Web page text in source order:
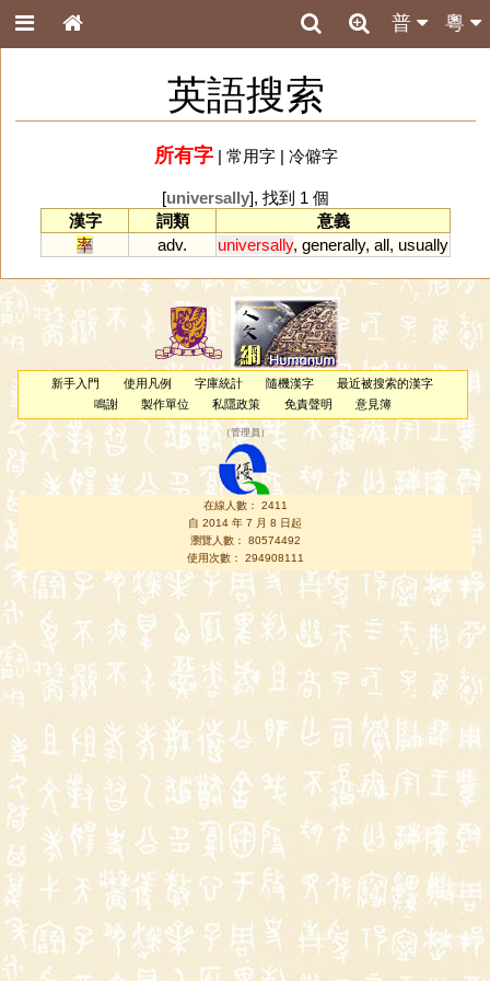
粵
普
英語搜索
所有字| 常用字| 冷僻字
[universally], 找到 1 個
漢字
詞類
意義
率
adv. universally, generally, all, usually
新手入門 使用凡例 字庫統計 隨機漢字
最近被搜索的漢字
鳴謝
製作單位 私隱政策 免責聲明 意見簿
（管理員 ）
在線人數： 2411
自 2014 年 7 月 8 日起
瀏覽人數： 80574492
使用次數： 294908111